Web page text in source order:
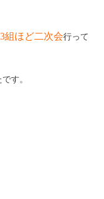
3組ほど二次会行って
す。